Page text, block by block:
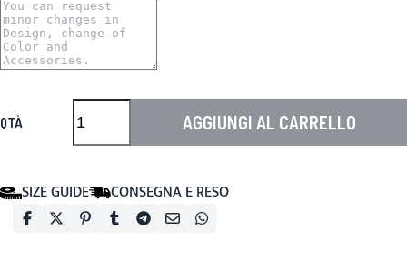
QTÀ AGGIUNGI AL CARRELLO
SIZE GUIDE CONSEGNA E RESO